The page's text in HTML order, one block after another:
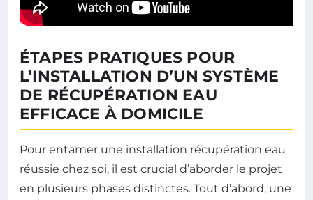
ÉTAPES PRATIQUES POUR
L’INSTALLATION D’UN SYSTÈME
DE RÉCUPÉRATION EAU
EFFICACE À DOMICILE
Pour entamer une installation récupération eau
réussie chez soi, il est crucial d’aborder le projet
en plusieurs phases distinctes. Tout d’abord, une